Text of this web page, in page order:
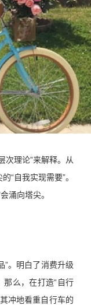
次理论”来解释。从
“自我实现需要”。
涌向塔尖。
”。明白了消费升级
那么，在打造“自行
冲地看重自行车的